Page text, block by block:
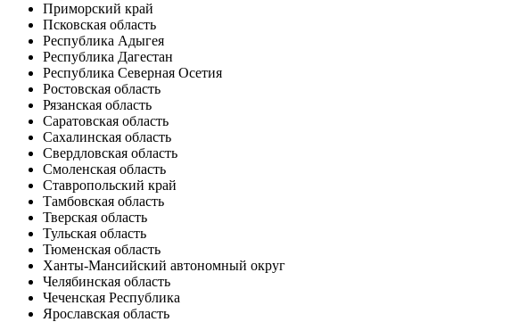
Приморский край
Псковская область
Республика Адыгея
Республика Дагестан
Республика Северная Осетия
Ростовская область
Рязанская область
Саратовская область
Сахалинская область
Свердловская область
Смоленская область
Ставропольский край
Тамбовская область
Тверская область
Тульская область
Тюменская область
Ханты-Мансийский автономный округ
Челябинская область
Чеченская Республика
Ярославская область